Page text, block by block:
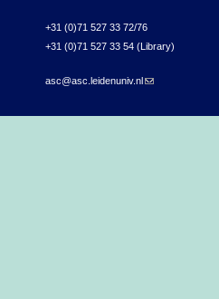
+31 (0)71 527 33 72/76
+31 (0)71 527 33 54 (Library)
asc@asc.leidenuniv.nl(link sends e-mail)